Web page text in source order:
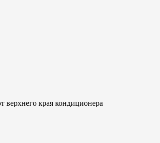
верхнего края кондиционера